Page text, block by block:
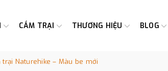
CẮM TRẠI THƯƠNG HIỆU BLOG
Naturehike – Màu be mới